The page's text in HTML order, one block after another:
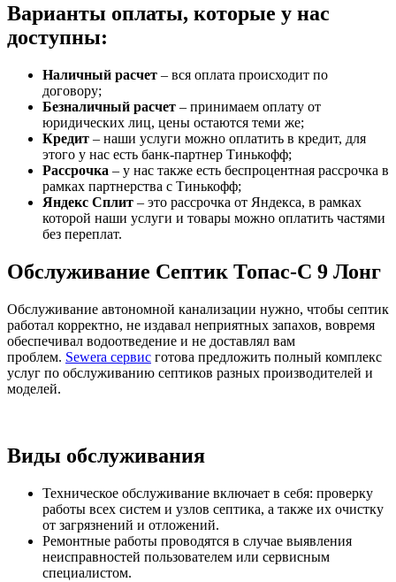
Варианты оплаты, которые у нас
доступны:
Наличный расчет – вся оплата происходит по
договору;
Безналичный расчет – принимаем оплату от
юридических лиц, цены остаются теми же;
Кредит – наши услуги можно оплатить в кредит, для
этого у нас есть банк-партнер Тинькофф;
Рассрочка – у нас также есть беспроцентная рассрочка в
рамках партнерства с Тинькофф;
Яндекс Сплит – это рассрочка от Яндекса, в рамках
которой наши услуги и товары можно оплатить частями
без переплат.
Обслуживание Септик Топас-С 9 Лонг
Обслуживание автономной канализации нужно, чтобы септик
работал корректно, не издавал неприятных запахов, вовремя
обеспечивал водоотведение и не доставлял вам
проблем. Sewera сервис готова предложить полный комплекс
услуг по обслуживанию септиков разных производителей и
моделей.
Виды обслуживания
Техническое обслуживание включает в себя: проверку
работы всех систем и узлов септика, а также их очистку
от загрязнений и отложений.
Ремонтные работы проводятся в случае выявления
неисправностей пользователем или сервисным
специалистом.